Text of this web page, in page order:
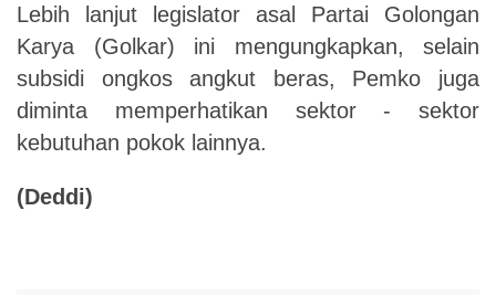
Lebih lanjut legislator asal Partai Golongan
Karya (Golkar) ini mengungkapkan, selain
subsidi ongkos angkut beras, Pemko juga
diminta memperhatikan sektor - sektor
kebutuhan pokok lainnya.
(Deddi)